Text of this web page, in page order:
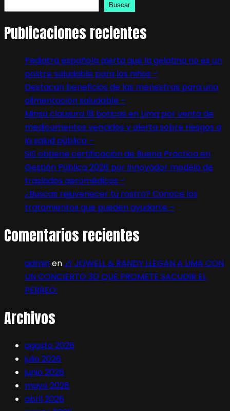
Buscar
Publicaciones recientes
Pediatra española alerta que la gelatina no es un
postre saludable para los niños –
Destacan beneficios de las menestras para una
alimentación saludable –
Minsa clausura 18 boticas en Lima por venta de
medicamentos vencidos y alerta sobre riesgos a
la salud pública –
SIS obtiene certificación de Buena Práctica en
Gestión Pública 2026 por innovador modelo de
traslados aeromédicos –
¿Buscas rejuvenecer tu rostro? Conoce los
tratamientos que pueden ayudarte –
Comentarios recientes
adminen 🎶 JOWELL & RANDY LLEGAN A LIMA CON
UN CONCIERTO 3D QUE PROMETE SACUDIR EL
PERREO:
Archivos
agosto 2026
julio 2026
junio 2026
mayo 2026
abril 2026